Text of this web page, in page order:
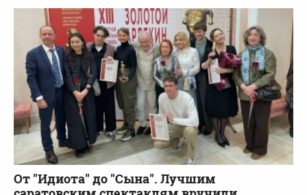
От "Идиота" до "Сына". Лучшим